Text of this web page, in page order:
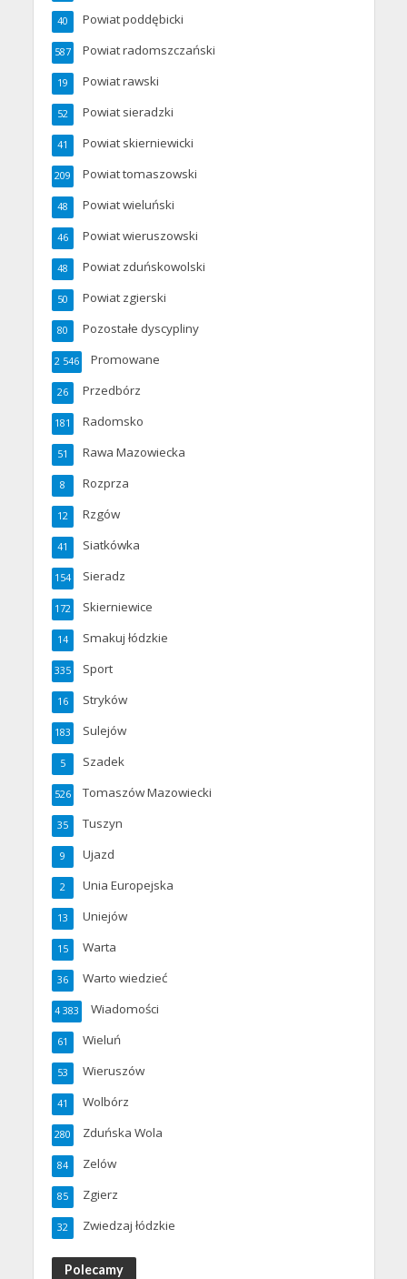
Powiat poddębicki
40
Powiat radomszczański
587
Powiat rawski
19
Powiat sieradzki
52
Powiat skierniewicki
41
Powiat tomaszowski
209
Powiat wieluński
48
Powiat wieruszowski
46
Powiat zduńskowolski
48
Powiat zgierski
50
Pozostałe dyscypliny
80
Promowane
2 546
Przedbórz
26
Radomsko
181
Rawa Mazowiecka
51
Rozprza
8
Rzgów
12
Siatkówka
41
Sieradz
154
Skierniewice
172
Smakuj łódzkie
14
Sport
335
Stryków
16
Sulejów
183
Szadek
5
Tomaszów Mazowiecki
526
Tuszyn
35
Ujazd
9
Unia Europejska
2
Uniejów
13
Warta
15
Warto wiedzieć
36
Wiadomości
4 383
Wieluń
61
Wieruszów
53
Wolbórz
41
Zduńska Wola
280
Zelów
84
Zgierz
85
Zwiedzaj łódzkie
32
Polecamy